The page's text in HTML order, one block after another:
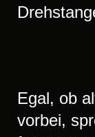
Egal, ob
vorbei,